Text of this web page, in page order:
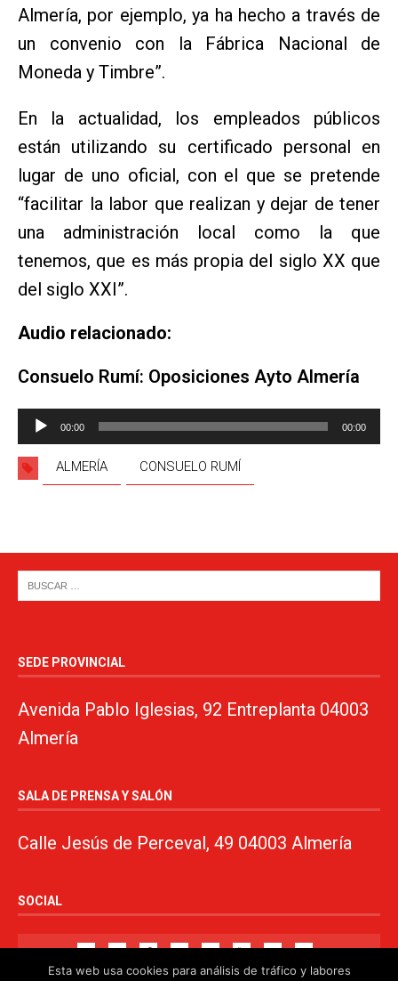
Almería, por ejemplo, ya ha hecho a través de
un convenio con la Fábrica Nacional de
Moneda y Timbre”.
En la actualidad, los empleados públicos
están utilizando su certificado personal en
lugar de uno oficial, con el que se pretende
“facilitar la labor que realizan y dejar de tener
una administración local como la que
tenemos, que es más propia del siglo XX que
del siglo XXI”.
Audio relacionado:
Consuelo Rumí: Oposiciones Ayto Almería
Reproductor
audio
00:00 00:00
ALMERÍA CONSUELO RUMÍ
SEDE PROVINCIAL
Avenida Pablo Iglesias, 92 Entreplanta 04003
Almería
SALA DE PRENSA Y SALÓN
Calle Jesús de Perceval, 49 04003 Almería
SOCIAL
Esta web usa cookies para análisis de tráfico y labores